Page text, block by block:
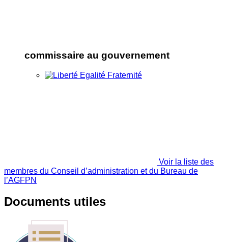
commissaire au gouvernement
Voir la liste des
membres du Conseil d’administration et du Bureau de
l’AGFPN
Documents utiles